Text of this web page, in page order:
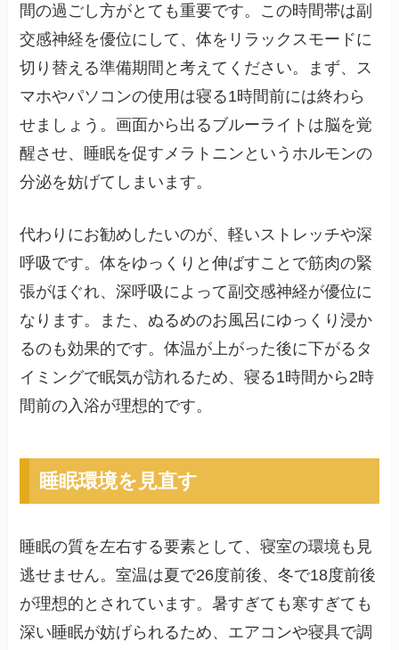
間の過ごし方がとても重要です。この時間帯は副
交感神経を優位にして、体をリラックスモードに
切り替える準備期間と考えてください。まず、ス
マホやパソコンの使用は寝る1時間前には終わら
せましょう。画面から出るブルーライトは脳を覚
醒させ、睡眠を促すメラトニンというホルモンの
分泌を妨げてしまいます。
代わりにお勧めしたいのが、軽いストレッチや深
呼吸です。体をゆっくりと伸ばすことで筋肉の緊
張がほぐれ、深呼吸によって副交感神経が優位に
なります。また、ぬるめのお風呂にゆっくり浸か
るのも効果的です。体温が上がった後に下がるタ
イミングで眠気が訪れるため、寝る1時間から2時
間前の入浴が理想的です。
睡眠環境を見直す
睡眠の質を左右する要素として、寝室の環境も見
逃せません。室温は夏で26度前後、冬で18度前後
が理想的とされています。暑すぎても寒すぎても
深い睡眠が妨げられるため、エアコンや寝具で調